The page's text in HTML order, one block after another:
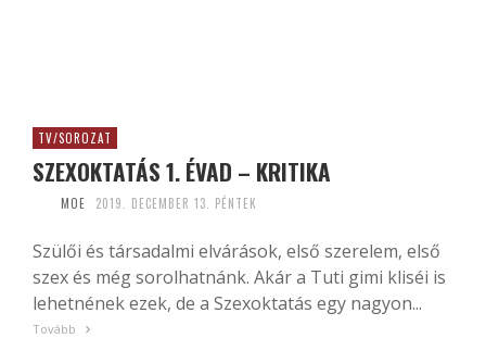
TV/SOROZAT
SZEXOKTATÁS 1. ÉVAD – KRITIKA
MOE 2019. DECEMBER 13. PÉNTEK
Szülői és társadalmi elvárások, első szerelem, első
szex és még sorolhatnánk. Akár a Tuti gimi kliséi is
lehetnének ezek, de a Szexoktatás egy nagyon...
Tovább